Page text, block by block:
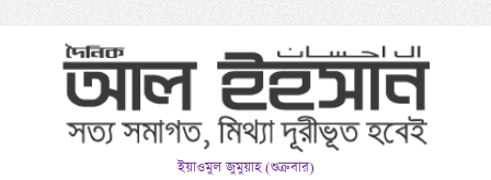
ইয়াওমুল জুমুয়াহ (শুক্রবার)